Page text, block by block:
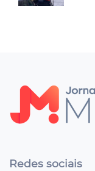
Redes sociais